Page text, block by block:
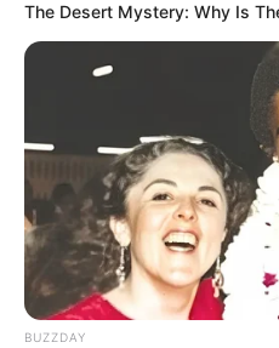
The Desert Mystery: Why Is
BUZZDAY